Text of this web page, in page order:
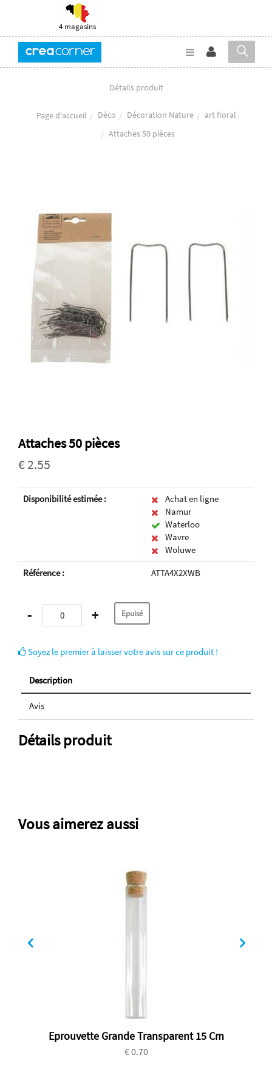
4 magasins
Détails produit
Page d'accueil Déco Décoration Nature
art floral
Attaches 50 pièces
Attaches 50 pièces
€ 2.55
Disponibilité estimée :
Achat en ligne
Namur
Waterloo
Wavre
Woluwe
Référence :
ATTA4X2XWB
- +
Soyez le premier à laisser votre avis sur ce produit !
Description
Avis
Détails produit
Vous aimerez aussi
Eprouvette Grande Transparent 15 Cm
€ 0.70